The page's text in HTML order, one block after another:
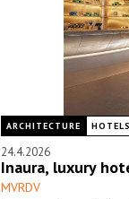
ARCHITECTURE HOTELS
24.4.2026
Inaura, luxury
MVRDV